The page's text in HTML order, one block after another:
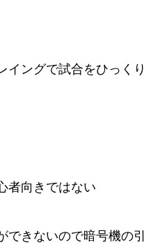
イングで試合をひっくり
者向きではない
できないので暗号機の引